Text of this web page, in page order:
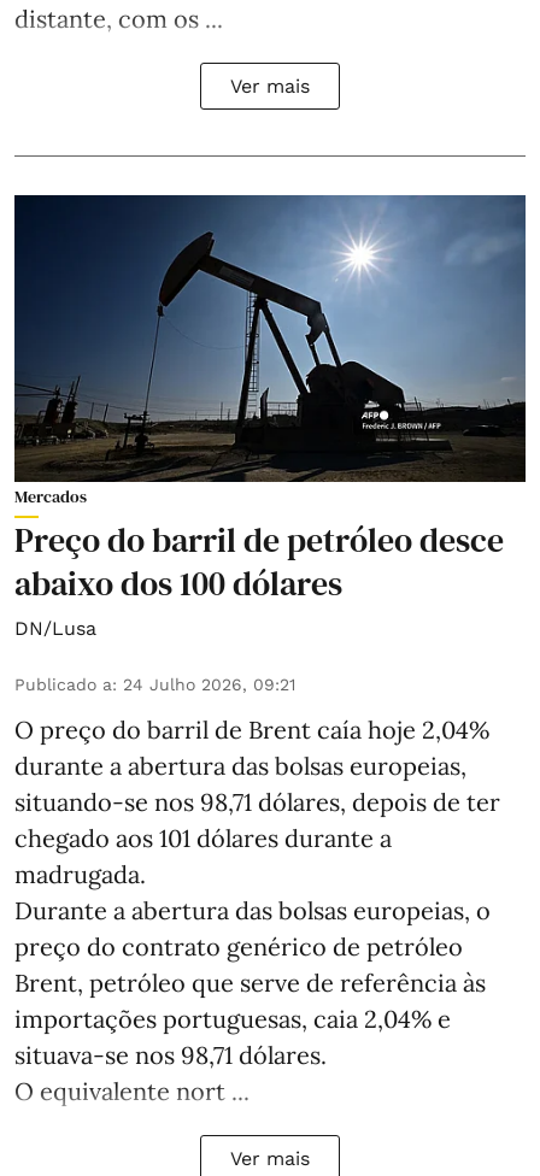
distante, com os ...
Ver mais
Mercados
Preço do barril de petróleo desce
abaixo dos 100 dólares
DN/Lusa
Publicado a: 24 Julho 2026, 09:21
O preço do barril de Brent caía hoje 2,04%
durante a abertura das bolsas europeias,
situando-se nos 98,71 dólares, depois de ter
chegado aos 101 dólares durante a
madrugada.
Durante a abertura das bolsas europeias, o
preço do contrato genérico de petróleo
Brent, petróleo que serve de referência às
importações portuguesas, caia 2,04% e
situava-se nos 98,71 dólares.
O equivalente nort ...
Ver mais